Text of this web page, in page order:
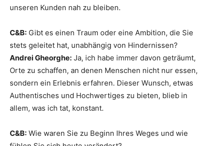
unseren Kunden nah zu bleiben.
C&B: Gibt es einen Traum oder eine Ambition, die Sie
stets geleitet hat, unabhängig von Hindernissen?
Andrei Gheorghe: Ja, ich habe immer davon geträumt,
Orte zu schaffen, an denen Menschen nicht nur essen,
sondern ein Erlebnis erfahren. Dieser Wunsch, etwas
Authentisches und Hochwertiges zu bieten, blieb in
allem, was ich tat, konstant.
C&B: Wie waren Sie zu Beginn Ihres Weges und wie